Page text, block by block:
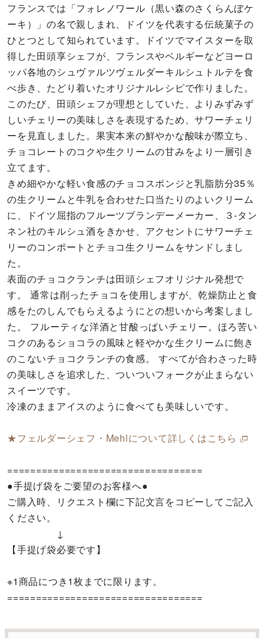
フランスでは「フォレノワール（黒い森のさくらんぼケ
ーキ）」の名で親しまれ、ドイツを代表する伝統菓子の
ひとつとして知られています。ドイツでマイスターを取
得した田頭享シェフが、フランスやベルギーなどヨーロ
ッパ各地のシュヴァルツヴェルダーキルシュトルテを食
べ歩き、たどり着いたオリジナルレシピで作りました。
このたび、田頭シェフが理想としていた、よりみずみず
しいチェリーの美味しさを表現するため、サワーチェリ
ーを見直しました。果実本来の鮮やかな酸味が際立ち、
チョコレートのコクや生クリームの甘みをより一層引き
立てます。
きめ細やかな軽い食感のチョコスポンジと乳脂肪分35％
の生クリームと牛乳を合わせた口当たりのよいクリーム
に、ドイツ屈指のフルーツブランデーメーカー、３-タン
ネン社のキルシュ酒をきかせ、アクセントにサワーチェ
リーのコンポートとチョコ生クリームをサンドしまし
た。
表面のチョコクランチは田頭シェフオリジナル発想で
す。 通常は削ったチョコを使用しますが、乾燥防止と食
感をたのしんでもらえるようにとの想いから考案しまし
た。 フルーティな洋酒と甘酸っぱいチェリー。ほろ苦い
コクのあるショコラの風味と軽やかな生クリームに飽き
のこないチョコクランチの食感。 すべてが合わさった時
の美味しさを追求した、ついついフォークが止まらない
スイーツです。
冷凍のままアイスのように食べても美味しいです。
★フェルダーシェフ・Mehlについて詳しくはこちら
==================================
●手提げ袋をご要望のお客様へ●
ご購入時、リクエスト欄に下記文言をコピーしてご記入
ください。
↓
【手提げ袋必要です】
※1商品につき1枚までに限ります。
==================================